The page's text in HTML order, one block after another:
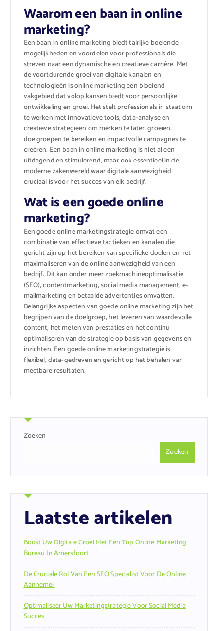
Waarom een baan in online
marketing?
Een baan in online marketing biedt talrijke boeiende
mogelijkheden en voordelen voor professionals die
streven naar een dynamische en creatieve carrière. Met
de voortdurende groei van digitale kanalen en
technologieën is online marketing een bloeiend
vakgebied dat volop kansen biedt voor persoonlijke
ontwikkeling en groei. Het stelt professionals in staat om
te werken met innovatieve tools, data-analyse en
creatieve strategieën om merken te laten groeien,
doelgroepen te bereiken en impactvolle campagnes te
creëren. Een baan in online marketing is niet alleen
uitdagend en stimulerend, maar ook essentieel in de
moderne zakenwereld waar digitale aanwezigheid
cruciaal is voor het succes van elk bedrijf.
Wat is een goede online
marketing?
Een goede online marketingstrategie omvat een
combinatie van effectieve tactieken en kanalen die
gericht zijn op het bereiken van specifieke doelen en het
maximaliseren van de online aanwezigheid van een
bedrijf. Dit kan onder meer zoekmachineoptimalisatie
(SEO), contentmarketing, social media management, e-
mailmarketing en betaalde advertenties omvatten.
Belangrijke aspecten van goede online marketing zijn het
begrijpen van de doelgroep, het leveren van waardevolle
content, het meten van prestaties en het continu
optimaliseren van de strategie op basis van gegevens en
inzichten. Een goede online marketingstrategie is
flexibel, data-gedreven en gericht op het behalen van
meetbare resultaten.
Zoeken
Zoeken
Laatste artikelen
Boost Uw Digitale Groei Met Een Top Online Marketing
Bureau In Amersfoort
De Cruciale Rol Van Een SEO Specialist Voor De Online
Aannemer
Optimaliseer Uw Marketingstrategie Voor Social Media
Succes